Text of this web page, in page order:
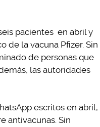
pacientes en abril y
de la vacuna Pfizer. Sin
de personas que
las autoridades
escritos en abril,
antivacunas. Sin